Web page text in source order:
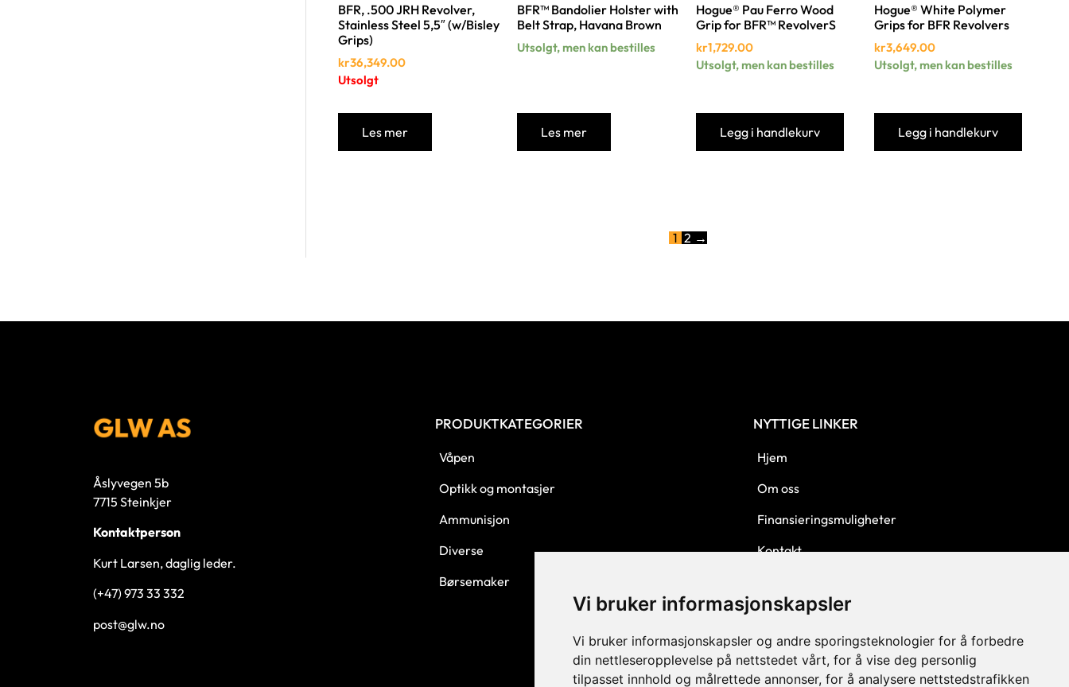
Vi bruker informasjonskapsler
Vi bruker informasjonskapsler og andre sporingsteknologier for å forbedre
din nettleseropplevelse på nettstedet vårt, for å vise deg personlig
tilpasset innhold og målrettede annonser, for å analysere nettstedstrafikken
BFR, .500 JRH Revolver,
Stainless Steel 5,5″ (w/Bisley
Grips)
kr36,349.00
Utsolgt
Les mer
BFR™ Bandolier Holster with
Belt Strap, Havana Brown
Utsolgt, men kan bestilles
Les mer
Hogue® Pau Ferro Wood
Grip for BFR™ RevolverS
kr1,729.00
Utsolgt, men kan bestilles
Legg i handlekurv
Hogue® White Polymer
Grips for BFR Revolvers
kr3,649.00
Utsolgt, men kan bestilles
Legg i handlekurv
1 2 →
Åslyvegen 5b
7715 Steinkjer
Kontaktperson
Kurt Larsen, daglig leder.
(+47) 973 33 332
post@glw.no
PRODUKTKATEGORIER
Våpen
Optikk og montasjer
Ammunisjon
Diverse
Børsemaker
NYTTIGE LINKER
Hjem
Om oss
Finansieringsmuligheter
Kontakt
Kjøpsbetingelser